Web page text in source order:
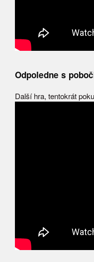
Odpoledne s
Další hra, tentokrát